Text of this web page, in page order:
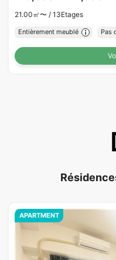
21.00㎡〜 / 13Etages
Entièrement meublé Pas
APARTMENT